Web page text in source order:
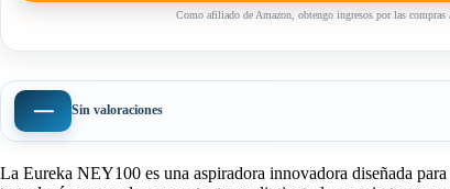
Como afiliado de Amazon, obtengo ingresos por las
— Sin valoraciones
La Eureka NEY100 es una aspiradora innovadora diseñada